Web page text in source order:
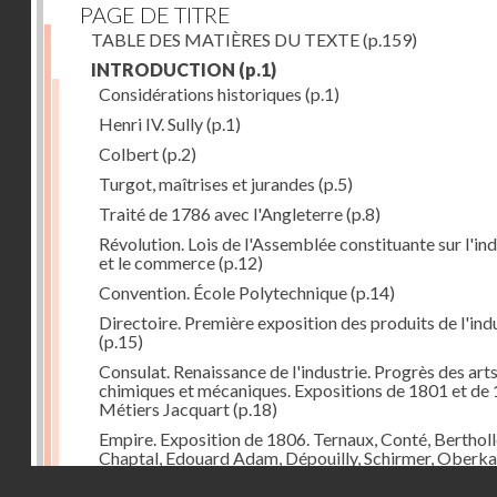
PAGE DE TITRE
TABLE DES MATIÈRES DU TEXTE(p.159)
INTRODUCTION (p.1)
Considérations historiques (p.1)
Henri IV. Sully(p.1)
Colbert(p.2)
Turgot, maîtrises et jurandes (p.5)
Traité de 1786 avec l'Angleterre(p.8)
Révolution. Lois de l'Assemblée constituante sur
et le commerce(p.12)
Convention. École Polytechnique(p.14)
Directoire. Première exposition des produits de
(p.15)
Consulat. Renaissance de l'industrie. Progrès des arts
chimiques et mécaniques. Expositions de 1801 et de
Métiers Jacquart(p.18)
Empire. Exposition de 1806. Ternaux, Conté,
Chaptal, Edouard Adam, Dépouilly, Schirmer,